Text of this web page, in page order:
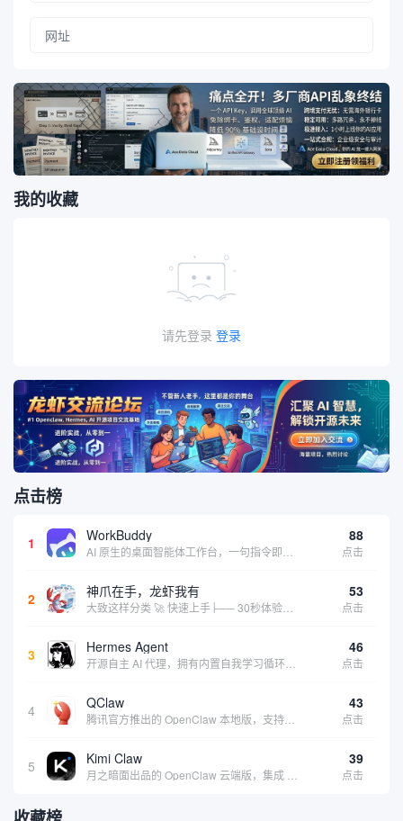
我的收藏
请先登录 登录
点击榜
1 WorkBuddy 88
点击
2 神爪在手，龙虾我有 53
点击
3 Hermes Agent 46
点击
4 QClaw 43
点击
5 Kimi Claw 39
点击